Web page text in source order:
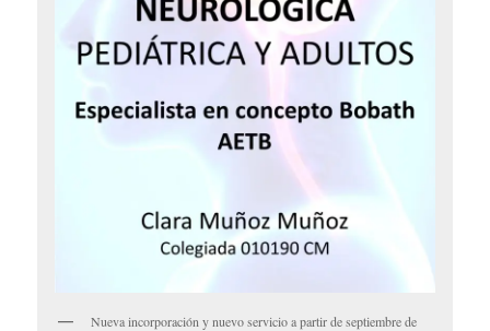
Nueva incorporación y nuevo servicio a partir de septiembre de